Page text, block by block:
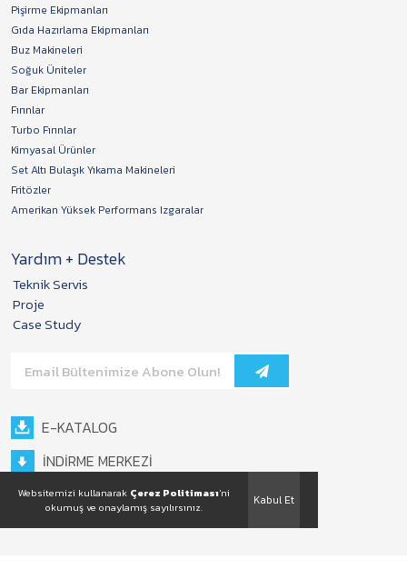
Pişirme Ekipmanları
Gıda Hazırlama Ekipmanları
Buz Makineleri
Soğuk Üniteler
Bar Ekipmanları
Fırınlar
Turbo Fırınlar
Kimyasal Ürünler
Set Altı Bulaşık Yıkama Makineleri
Fritözler
Amerikan Yüksek Performans Izgaralar
Yardım + Destek
Teknik Servis
Proje
Case Study
E-KATALOG
İNDİRME MERKEZİ
Kabul Et
Websitemizi kullanarak Çerez Politiması'ni
okumuş ve onaylamış sayılırsınız.